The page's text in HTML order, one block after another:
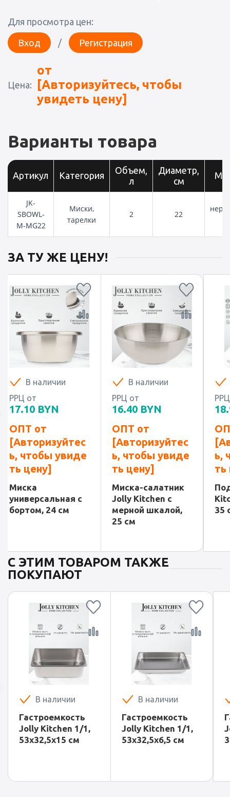
Для просмотра цен:
Вход / Регистрация
Цена:
от
[Авторизуйтесь, чтобы
увидеть цену]
Варианты товара
Артикул Категория
Объем,
л
Диаметр,
см
JK-
SBOWL-
M-MG22
Миски,
тарелки
2 22
ЗА ТУ ЖЕ ЦЕНУ!
В наличии
РРЦ от
17.10 BYN
ОПТ от
[Авторизуйтес
ь, чтобы увиде
ть цену]
Миска
универсальная с
бортом, 24 см
В наличии
РРЦ от
16.40 BYN
ОПТ от
[Авторизуйтес
ь, чтобы увиде
ть цену]
Миска-салатник
Jolly Kitchen с
мерной шкалой,
25 см
ь,
ть
35
С ЭТИМ ТОВАРОМ ТАКЖЕ
ПОКУПАЮТ
В наличии
Гастроемкость
Jolly Kitchen 1/1,
53х32,5х15 см
В наличии
Гастроемкость
Jolly Kitchen 1/1,
53х32,5х6,5 см